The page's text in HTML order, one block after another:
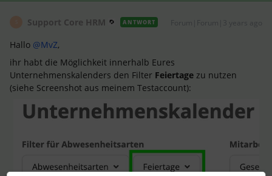
Support Core HRM ANTWORT
Hallo @MvZ,
ihr habt die Möglichkeit innerhalb Eures
Unternehmenskalenders den Filter Feiertage zu nutzen
(siehe Screenshot aus meinem Testaccount):